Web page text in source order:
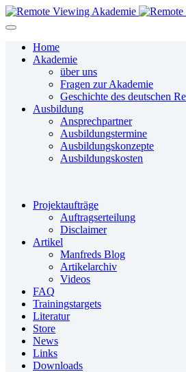
Home
Akademie
über uns
Fragen zur Akademie
Geschichte des deutschen
Ausbildung
Ansprechpartner
Ausbildungstermine
Ausbildungskonzepte
Ausbildungskosten
Projektaufträge
Auftragserteilung
Disclaimer
Artikel
Manfreds Blog
Artikelarchiv
Videos
FAQ
Trainingstargets
Literatur
Store
News
Links
Downloads